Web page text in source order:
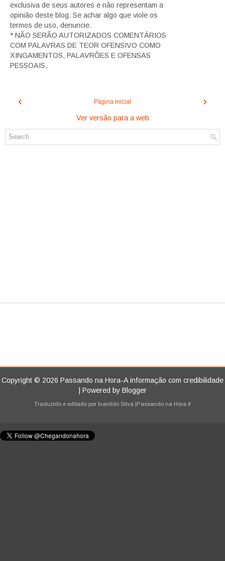
exclusiva de seus autores e não representam a
opinião deste blog. Se achar algo que viole os
termos de uso, denuncie.
* NÃO SERÃO AUTORIZADOS COMENTÁRIOS
COM PALAVRAS DE TEOR OFENSIVO COMO
XINGAMENTOS, PALAVRÕES E OFENSAS
PESSOAIS.
‹ ›
Página inicial
Ver versão para a web
Copyright © 2026 Passando na Hora-A informação com credibilidade
| Powered by Blogger
Traduzido e editado por Ivanildo Silva |Passando na Hora #